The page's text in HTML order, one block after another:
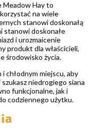
Meadow Hay to
na wiele
stanowi doskonałą
stanowi doskonałe
i urozmaicenie
produkt dla właścicieli,
środowisko życia.
chłodnym miejscu, aby
niedrogiego siana
funkcjonalne, jak i
codziennego użytku.